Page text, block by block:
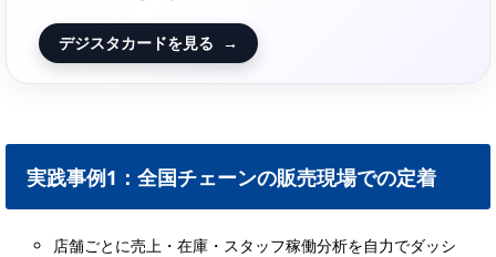
デジスタカードを見る →
実践事例1：全国チェーンの販売現場での定着
店舗ごとに売上・在庫・スタッフ稼働分析を自力でダッシ